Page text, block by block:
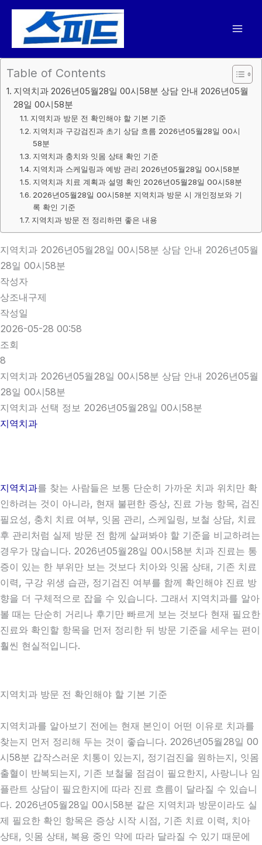
건
너
Table of Contents
지역치과 2026년05월28일 00시58분 상담 안내 2026년05월
28일 00시58분
지역치과 방문 전 확인해야 할 기본 기준
지역치과 구강검진과 초기 상담 흐름 2026년05월28일 00시
58분
지역치과 충치와 잇몸 상태 확인 기준
지역치과 스케일링과 예방 관리 2026년05월28일 00시58분
지역치과 치료 계획과 설명 확인 2026년05월28일 00시58분
2026년05월28일 00시58분 지역치과 방문 시 개인정보와 기
록 확인 기준
지역치과 방문 전 정리하면 좋은 내용
지역치과 2026년05월28일 00시58분 상담 안내 2026년05월
28일 00시58분
작성자
상조내구제
작성일
2026-05-28 00:58
조회
8
지역치과 2026년05월28일 00시58분 상담 안내 2026년05월
28일 00시58분
지역치과 선택 정보 2026년05월28일 00시58분
지역치과
지역치과를 찾는 사람들은 보통 단순히 가까운 치과 위치만 확
인하려는 것이 아니라, 현재 불편한 증상, 진료 가능 항목, 검진
필요성, 충치 치료 여부, 잇몸 관리, 스케일링, 보철 상담, 치료
후 관리처럼 실제 방문 전 함께 살펴봐야 할 기준을 비교하려는
경우가 많습니다. 2026년05월28일 00시58분 치과 진료는 통
증이 있는 한 부위만 보는 것보다 치아와 잇몸 상태, 기존 치료
이력, 구강 위생 습관, 정기검진 여부를 함께 확인해야 진료 방
향을 더 구체적으로 잡을 수 있습니다. 그래서 지역치과를 알아
볼 때는 단순히 거리나 후기만 빠르게 보는 것보다 현재 필요한
진료와 확인할 항목을 먼저 정리한 뒤 방문 기준을 세우는 편이
훨씬 현실적입니다.
지역치과 방문 전 확인해야 할 기본 기준
지역치과를 알아보기 전에는 현재 본인이 어떤 이유로 치과를
찾는지 먼저 정리해 두는 것이 좋습니다. 2026년05월28일 00
시58분 갑작스러운 치통이 있는지, 정기검진을 원하는지, 잇몸
출혈이 반복되는지, 기존 보철물 점검이 필요한지, 사랑니나 임
플란트 상담이 필요한지에 따라 진료 흐름이 달라질 수 있습니
다. 2026년05월28일 00시58분 같은 지역치과 방문이라도 실
제 필요한 확인 항목은 증상 시작 시점, 기존 치료 이력, 치아
상태, 잇몸 상태, 복용 중인 약에 따라 달라질 수 있기 때문에